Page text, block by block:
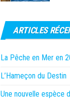
ARTICLES
La Pêche en Mer en
L’Hameçon du Destin
Une nouvelle espèce